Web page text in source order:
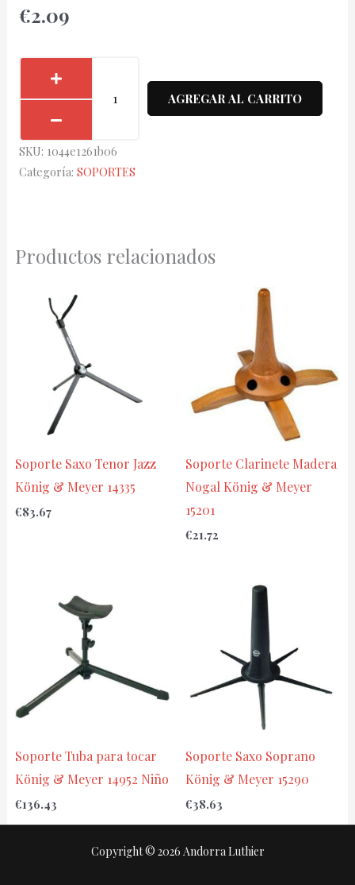
€2.09
Tröster
EP4-
AGREGAR AL CARRITO
SKU: 1044e1261b06
Categoría: SOPORTES
Productos relacionados
Soporte Saxo Tenor Jazz
König & Meyer 14335
€83.67
Soporte Clarinete Madera
Nogal König & Meyer
15201
€21.72
Soporte Tuba para tocar
König & Meyer 14952 Niño
€136.43
Soporte Saxo Soprano
König & Meyer 15290
€38.63
Copyright © 2026 Andorra Luthier